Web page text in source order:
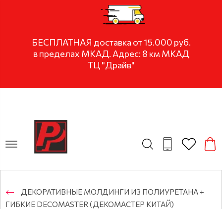
БЕСПЛАТНАЯ доставка от 15.000 руб.
в пределах МКАД. Адрес: 8 км МКАД
ТЦ "Драйв"
ДЕКОРАТИВНЫЕ МОЛДИНГИ ИЗ ПОЛИУРЕТАНА +
ГИБКИЕ DECOMASTER (ДЕКОМАСТЕР КИТАЙ)